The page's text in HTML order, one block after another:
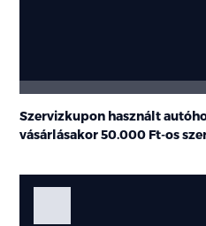
Szervizkupon használt
vásárlásakor50.000 Ft-os
Galéria
Fotók